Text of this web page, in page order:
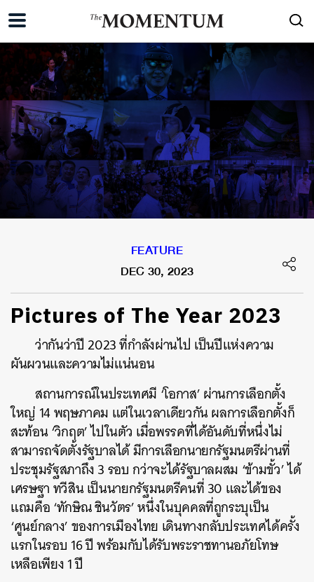
FEATURE
DEC 30, 2023
Pictures of The Year 2023
ว่ากันว่าปี 2023ที่กำลังผ่านไป เป็นปีแห่งความ
ผันผวนและความไม่แน่นอน
สถานการณ์ในประเทศมี ‘โอกาส’ ผ่านการเลือกตั้ง
ใหญ่ 14 พฤษภาคม แต่ในเวลาเดียวกัน ผลการเลือกตั้งก็
สะท้อน ‘วิกฤต’ ไปในตัว เมื่อพรรคที่ได้อันดับที่หนึ่งไม่
สามารถจัดตั้งรัฐบาลได้ มีการเลือกนายกรัฐมนตรีผ่านที่
ประชุมรัฐสภาถึง 3 รอบ กว่าจะได้รัฐบาลผสม ‘ข้ามขั้ว’ ได้
เศรษฐา ทวีสิน เป็นนายกรัฐมนตรีคนที่ 30 และได้ของ
แถมคือ ‘ทักษิณ ชินวัตร’ หนึ่งในบุคคลที่ถูกระบุเป็น
‘ศูนย์กลาง’ ของการเมืองไทย เดินทางกลับประเทศได้ครั้ง
แรกในรอบ 16 ปี พร้อมกับได้รับพระราชทานอภัยโทษ
เหลือเพียง 1 ปี